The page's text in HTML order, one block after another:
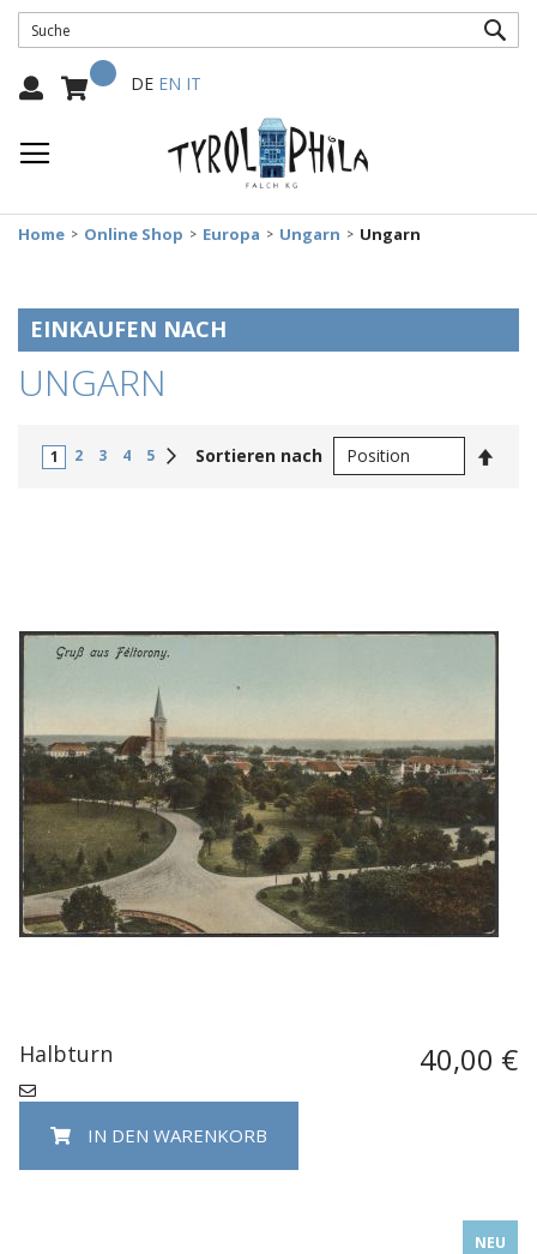
Mein Warenkorb
Select
DE EN IT
Home Online Shop Europa Ungarn Ungarn
UNGARN
1 2 3 4 5 Weiter
Sortieren nach
Halbturn 40,00 €
IN DEN WARENKORB
NEU
EINKAUFEN NACH